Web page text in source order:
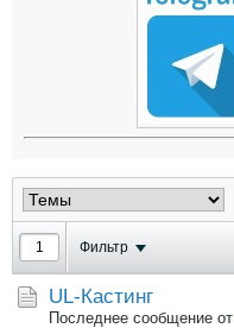
Фильтр
UL-Кастинг
Последнее сообщение от